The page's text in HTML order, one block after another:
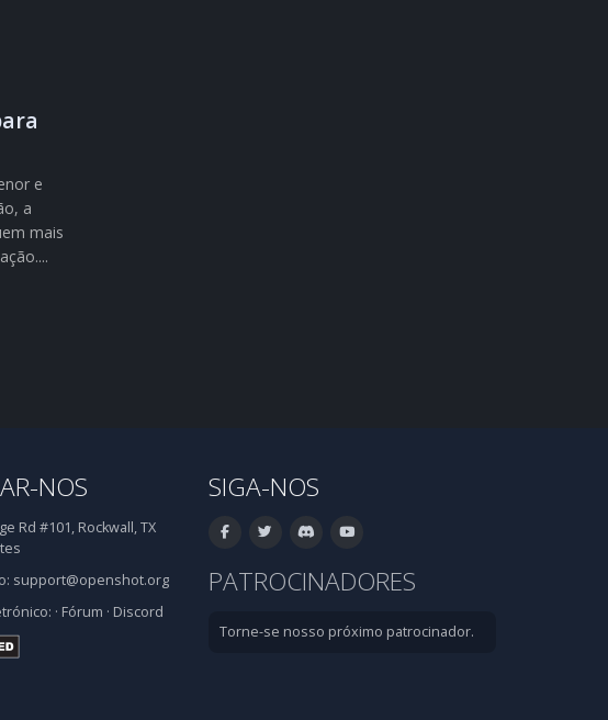
e
a
mais
NOS
Rd #101, Rockwall, TX
support@openshot.org
· Fórum · Discord
SIGA-NOS
PATROCINADORES
Torne-se nosso próximo patrocinador.